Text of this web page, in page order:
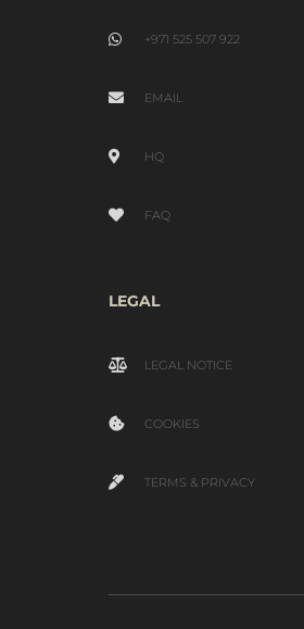
+971 525 507 922
EMAIL
HQ
FAQ
LEGAL
LEGAL NOTICE
COOKIES
TERMS & PRIVACY